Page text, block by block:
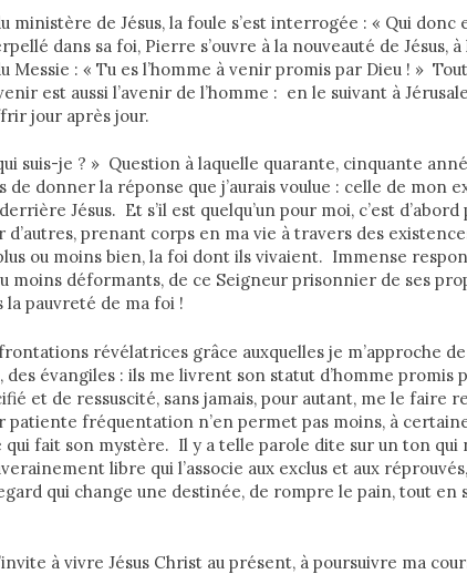
ministère de Jésus, la foule s’est interrogée : « Qui
dans sa foi, Pierre s’ouvre à la nouveauté de Jésus,
Messie : « Tu es l’homme à venir promis par Dieu ! »
est aussi l’avenir de l’homme : en le suivant à
jour après jour.
suis-je ? » Question à laquelle quarante, cinquante
de donner la réponse que j’aurais voulue : celle de mon
Jésus. Et s’il est quelqu’un pour moi, c’est d’abord
d’autres, prenant corps en ma vie à travers des
ou moins bien, la foi dont ils vivaient. Immense
moins déformants, de ce Seigneur prisonnier de ses
la pauvreté de ma foi !
révélatrices grâce auxquelles je m’approche de
évangiles : ils me livrent son statut d’homme promis
et de ressuscité, sans jamais, pour autant, me le faire
patiente fréquentation n’en permet pas moins, à
qui fait son mystère. Il y a telle parole dite sur un ton qui
libre qui l’associe aux exclus et aux
qui change une destinée, de rompre le pain, tout en
à vivre Jésus Christ au présent, à poursuivre ma